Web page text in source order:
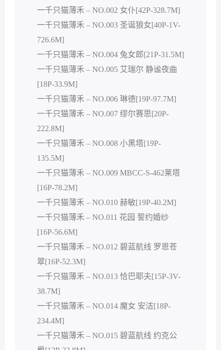
一千只猫薄禾 – NO.002 女仆[42P-328.7M]
一千只猫薄禾 – NO.003 圣诞狼女[40P-1V-
726.6M]
一千只猫薄禾 – NO.004 兔女郎[21P-31.5M]
一千只猫薄禾 – NO.005 艾瑞尔 静谧夜曲
[18P-33.9M]
一千只猫薄禾 – NO.006 琳德[19P-97.7M]
一千只猫薄禾 – NO.007 缪尔赛思[20P-
222.8M]
一千只猫薄禾 – NO.008 小黑塔[19P-
135.5M]
一千只猫薄禾 – NO.009 MBCC-S-462莱塔
[16P-78.2M]
一千只猫薄禾 – NO.010 赫敏[19P-40.2M]
一千只猫薄禾 – NO.011 花园 誓约婚纱
[16P-56.6M]
一千只猫薄禾 – NO.012 碧蓝航线 罗恩苍
翠[16P-52.3M]
一千只猫薄禾 – NO.013 恰巴耶夫[15P-3V-
38.7M]
一千只猫薄禾 – NO.014 魔女 安洁[18P-
234.4M]
一千只猫薄禾 – NO.015 碧蓝航线 约克公